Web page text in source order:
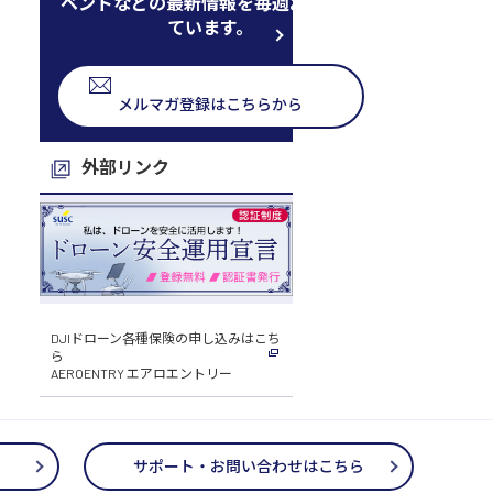
ています。
メルマガ登録はこちらから
外部リンク
DJIドローン各種保険の申し込みはこち
ら
AEROENTRY エアロエントリー
サポート・お問い合わせはこちら